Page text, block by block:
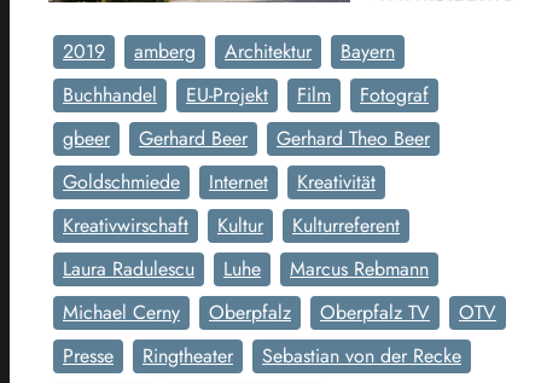
2019 amberg Architektur
Bayern
Buchhandel
EU-Projekt Film
Fotograf
gbeer
Gerhard Beer
Gerhard Theo Beer
Goldschmiede
Internet
Kreativität
Kreativwirschaft
Kultur
Kulturreferent
Laura Radulescu
Luhe
Marcus Rebmann
Michael Cerny
Oberpfalz Oberpfalz TV
OTV
Presse
Ringtheater
Sebastian von der Recke